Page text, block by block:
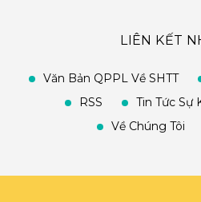
LIÊN KẾT
Văn Bản QPPL Về SHTT
RSS
Tin Tức Sự
Về Chúng Tôi